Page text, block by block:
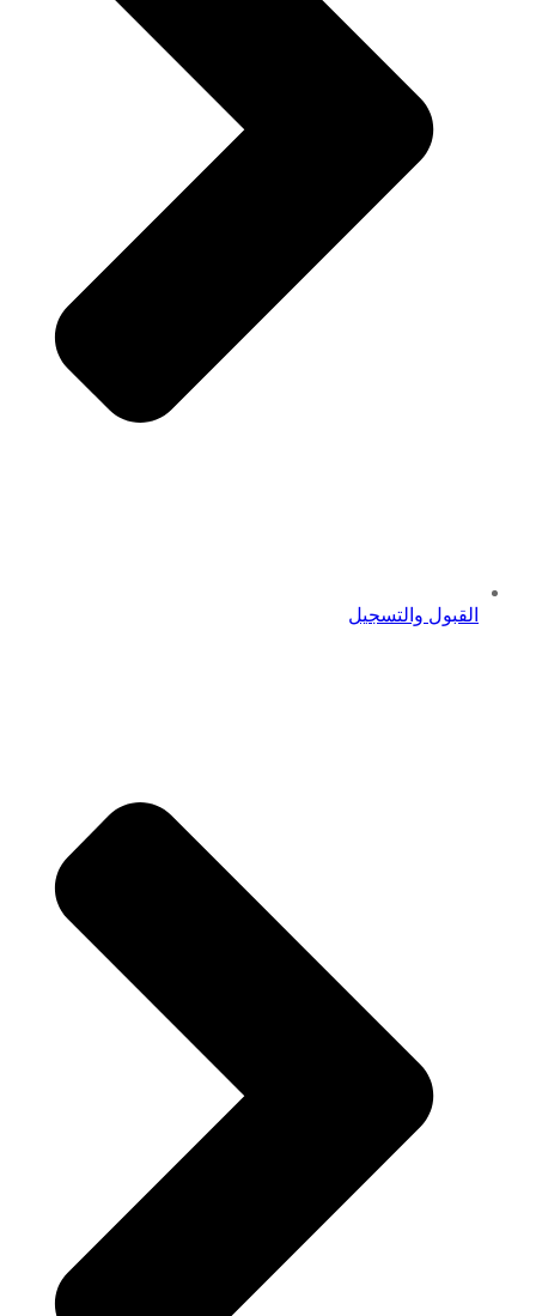
القبول والتسجيل